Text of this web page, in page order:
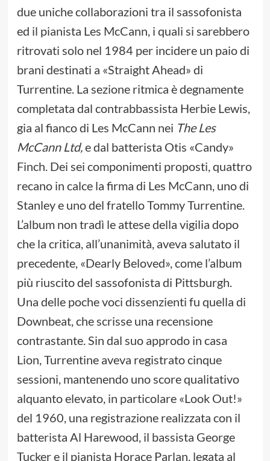
due uniche collaborazioni tra il sassofonista
ed il pianista Les McCann, i quali si sarebbero
ritrovati solo nel 1984 per incidere un paio di
brani destinati a «Straight Ahead» di
Turrentine. La sezione ritmica è degnamente
completata dal contrabbassista Herbie Lewis,
gia al fianco di Les McCann nei The Les
McCann Ltd,e dal batterista Otis «Candy»
Finch. Dei sei componimenti proposti, quattro
recano in calce la firma di Les McCann, uno di
Stanley e uno del fratello Tommy Turrentine.
L’album non tradì le attese della vigilia dopo
che la critica, all’unanimità, aveva salutato il
precedente, «Dearly Beloved», come l’album
più riuscito del sassofonista di Pittsburgh.
Una delle poche voci dissenzienti fu quella di
Downbeat, che scrisse una recensione
contrastante. Sin dal suo approdo in casa
Lion, Turrentine aveva registrato cinque
sessioni, mantenendo uno score qualitativo
alquanto elevato, in particolare «Look Out!»
del 1960, una registrazione realizzata con il
batterista Al Harewood, il bassista George
Tucker e il pianista Horace Parlan, legata al